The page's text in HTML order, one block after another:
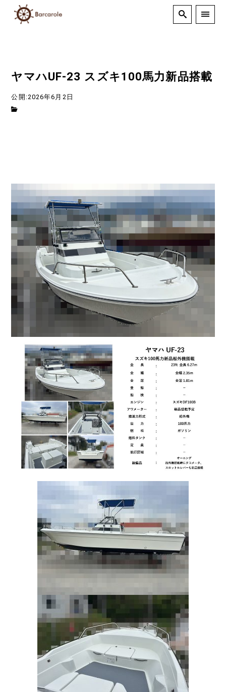
ヤマハUF-23 スズキ100馬力新品搭載
公開:2026年6月2日